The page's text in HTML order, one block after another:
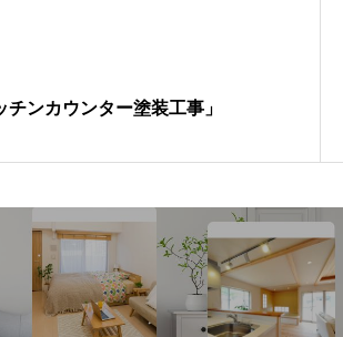
チンカウンター塗装工事」